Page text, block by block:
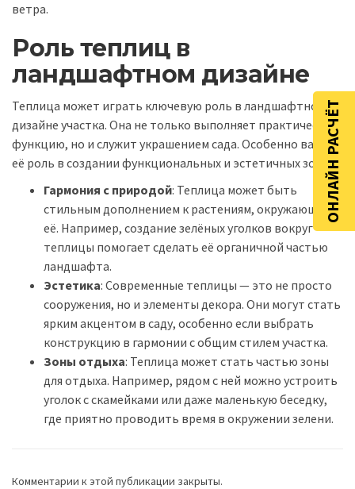
ветра.
Роль теплиц в
ландшафтном дизайне
Теплица может играть ключевую роль в ландшафтном
дизайне участка. Она не только выполняет практическую
функцию, но и служит украшением сада. Особенно важна
её роль в создании функциональных и эстетичных зон.
Гармония с природой: Теплица может быть
стильным дополнением к растениям, окружающим
её. Например, создание зелёных уголков вокруг
теплицы помогает сделать её органичной частью
ландшафта.
Эстетика: Современные теплицы — это не просто
сооружения, но и элементы декора. Они могут стать
ярким акцентом в саду, особенно если выбрать
конструкцию в гармонии с общим стилем участка.
Зоны отдыха: Теплица может стать частью зоны
для отдыха. Например, рядом с ней можно устроить
уголок с скамейками или даже маленькую беседку,
где приятно проводить время в окружении зелени.
Комментарии к этой публикации закрыты.
ОНЛАЙН РАСЧЁТ